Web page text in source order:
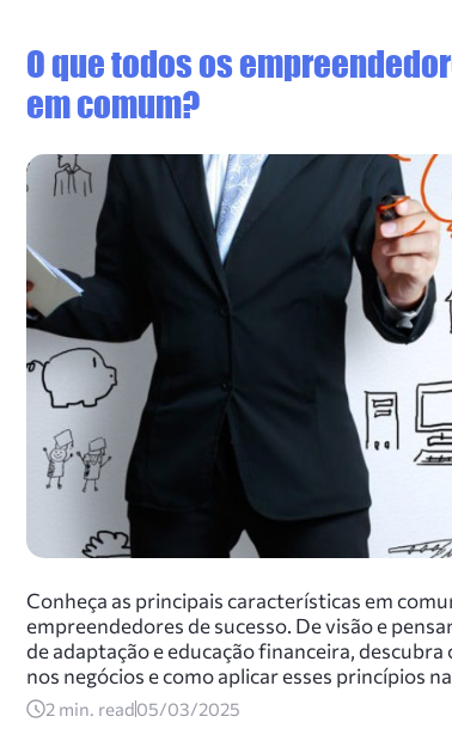
O que todos os
em comum?
Conheça as principais características em
empreendedores de sucesso. De visão e
de adaptação e educação financeira, descubra
nos negócios e como aplicar esses princípios
2 min. read05/03/2025